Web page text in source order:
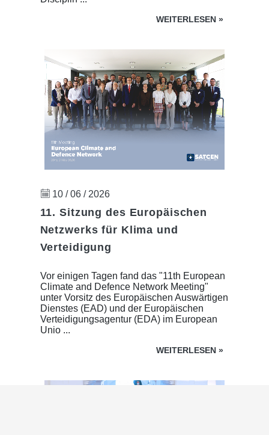
WEITERLESEN »
10 / 06 / 2026
11. Sitzung des Europäischen
Netzwerks für Klima und
Verteidigung
Vor einigen Tagen fand das "11th European
Climate and Defence Network Meeting"
unter Vorsitz des Europäischen Auswärtigen
Dienstes (EAD) und der Europäischen
Verteidigungsagentur (EDA) im European
Unio ...
WEITERLESEN »